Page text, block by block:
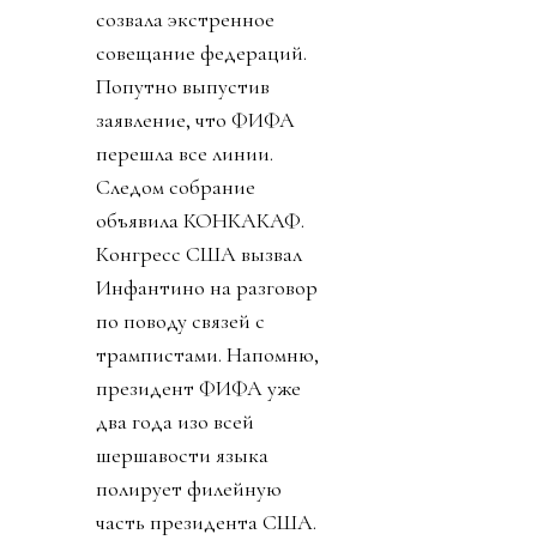
созвала экстренное
совещание федераций.
Попутно выпустив
заявление, что ФИФА
перешла все линии.
Следом собрание
объявила КОНКАКАФ.
Конгресс США вызвал
Инфантино на разговор
по поводу связей с
трампистами. Напомню,
президент ФИФА уже
два года изо всей
шершавости языка
полирует филейную
часть президента США.